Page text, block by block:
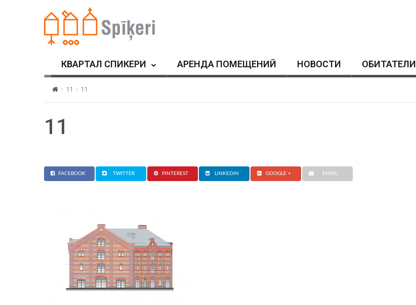
КВАРТАЛ СПИКЕРИ АРЕНДА ПОМЕЩЕНИЙ HОВОСТИ ОБИТАТЕЛИ
11 11
11
FACEBOOK TWITTER PINTEREST LINKEDIN GOOGLE + EMAIL